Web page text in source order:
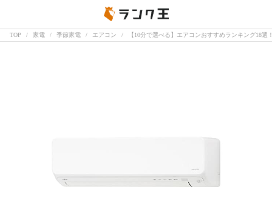
TOP 家電 季節家電 エアコン 【10分で選べる】エアコンおすすめランキング18選